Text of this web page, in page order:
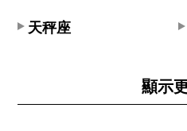
天秤座
顯示